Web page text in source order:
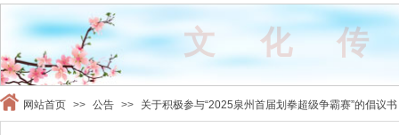
文化
网站首页 >> 公告 >> 关于积极参与“2025泉州首届划拳超级争霸赛”的倡议书